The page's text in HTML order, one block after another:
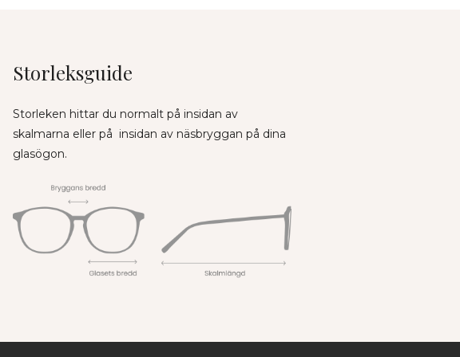
Storleksguide
Storleken hittar du normalt på insidan av
skalmarna eller på insidan av näsbryggan på dina
glasögon.